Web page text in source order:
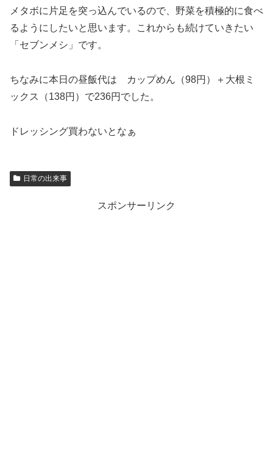
メタボに片足を突っ込んでいるので、野菜を積極的に食べ
るようにしたいと思います。これからも続けていきたい
「セブンメシ」です。
ちなみに本日の昼飯代は カップめん（98円）＋大根ミ
ックス（138円）で236円でした。
ドレッシング買わないとなぁ
日常の出来事
スポンサーリンク